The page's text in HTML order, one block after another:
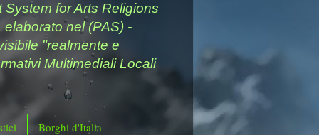
for Arts Religions
nel (PAS) -
"realmente e
Multimediali Locali
Borghi d'Italia